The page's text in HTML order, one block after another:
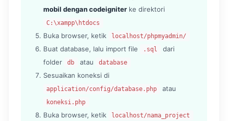
mobil dengan codeigniterke direktori
C:\xampp\htdocs
Buka browser, ketik localhost/phpmyadmin/
Buat database, lalu import file .sql
dari
folder
db atau database
Sesuaikan koneksi di
application/config/database.php atau
koneksi.php
Buka browser, ketik localhost/nama_project